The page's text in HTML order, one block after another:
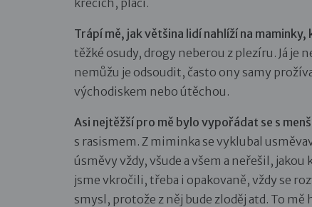
Trápí mě, jak většina lidí nahlíží na
těžké osudy, drogy neberou z plezíru. Já je
nemůžu je odsoudit, často ony samy
východiskem nebo útěchou.
Asi nejtěžší pro mě bylo vypořádat se s
s rasismem. Z miminka se vyklubal
úsměvy vždy, všude a všem a neřešil,
jsme vkročili, třeba i opakovaně, vždy se
smysl, protože z něj bude zloděj atd. To